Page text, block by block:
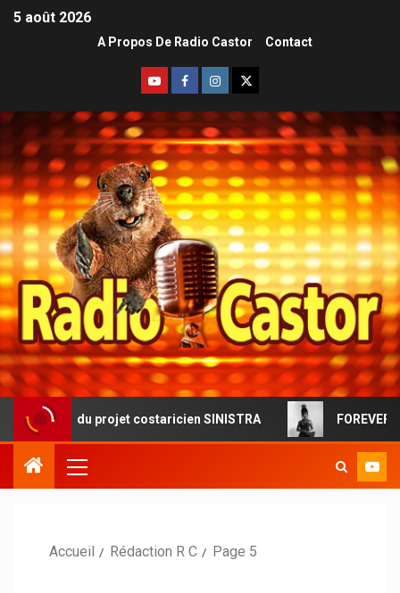
5 août 2026
A Propos De Radio Castor Contact
costaricien SINISTRA FOREVERMORE : la pop
Accueil Rédaction R C Page 5